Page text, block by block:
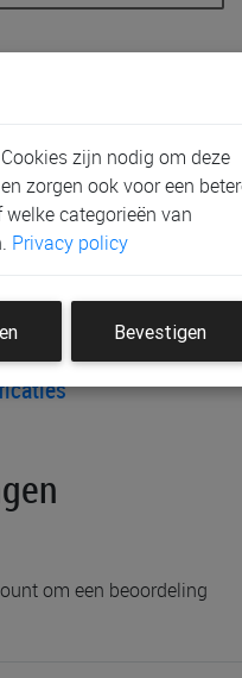
onze
om een beoordeling
zijn nodig om deze
zorgen ook voor een
categorieën van
Privacy policy
Bevestigen